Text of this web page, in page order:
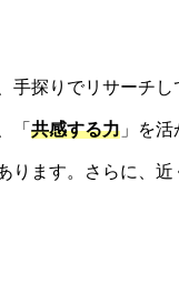
手探りでリサーチ
「 共感する力 」を
ります。さらに、近